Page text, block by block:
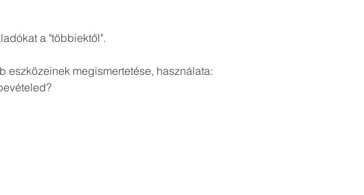
a "többiektől".
megismertetése, használata: